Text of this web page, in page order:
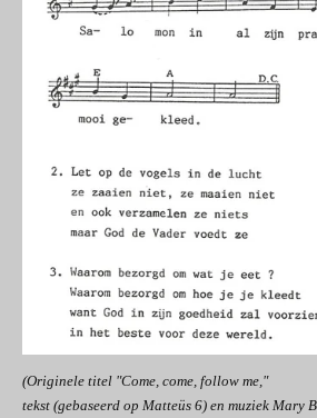
(Originele titel "Come, come, follow me,"
tekst (gebaseerd op Matteüs 6) en muziek Mary